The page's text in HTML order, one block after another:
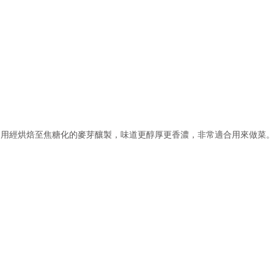
經烘焙至焦糖化的麥芽釀製，味道更醇厚更香濃，非常適合用來做菜。